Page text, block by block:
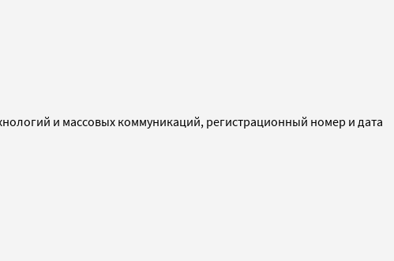
и массовых коммуникаций, регистрационный номер и дата